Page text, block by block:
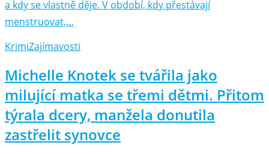
a kdy se vlastně děje. V období, kdy přestávají
menstruovat,…
KrimiZajímavosti
Michelle Knotek se tvářila jako
milující matka se třemi dětmi. Přitom
týrala dcery, manžela donutila
zastřelit synovce